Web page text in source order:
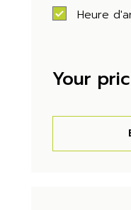
Heure
Your